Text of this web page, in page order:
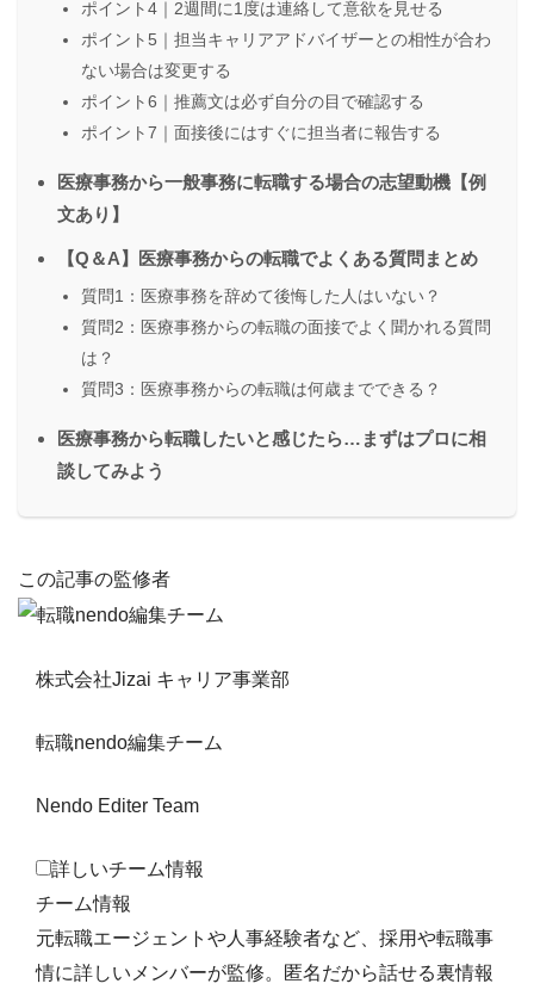
ポイント4｜2週間に1度は連絡して意欲を見せる
ポイント5｜担当キャリアアドバイザーとの相性が合わ
ない場合は変更する
ポイント6｜推薦文は必ず自分の目で確認する
ポイント7｜面接後にはすぐに担当者に報告する
医療事務から一般事務に転職する場合の志望動機【例
文あり】
【Q＆A】医療事務からの転職でよくある質問まとめ
質問1：医療事務を辞めて後悔した人はいない？
質問2：医療事務からの転職の面接でよく聞かれる質問
は？
質問3：医療事務からの転職は何歳までできる？
医療事務から転職したいと感じたら…まずはプロに相
談してみよう
この記事の監修者
株式会社Jizai キャリア事業部
転職nendo編集チーム
Nendo Editer Team
詳しいチーム情報
チーム情報
元転職エージェントや人事経験者など、採用や転職事
情に詳しいメンバーが監修。匿名だから話せる裏情報